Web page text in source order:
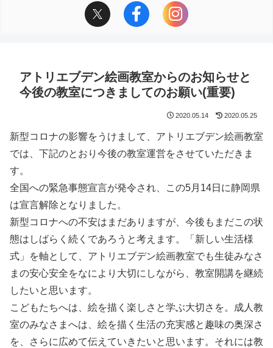
アトリエブデン絵画教室からのお知らせと
今後の教室につきましてのお願い(重要)
2020.05.14 2020.05.25
新型コロナの影響をうけまして、アトリエブデン絵画教室
では、下記のとおり今後の教室運営をさせていただきま
す。
全国への緊急事態宣言が発令され、この5月14日に静岡県
は宣言解除となりました。
新型コロナへの不安はまだありますが、今後もまだこの状
態はしばらく続くであろうと考えます。「新しい生活様
式」を軸として、アトリエブデン絵画教室でも生徒みなさ
まの安心安全をなにより大切にしながら、教室開講を継続
したいと思います。
こどもたちへは、絵を描く楽しさと学ぶ大切さを。成人教
室のみなさまへは、絵を描く生活の充実感と趣味の奥深さ
を、さらに広めて伝えていきたいと思います。それには教